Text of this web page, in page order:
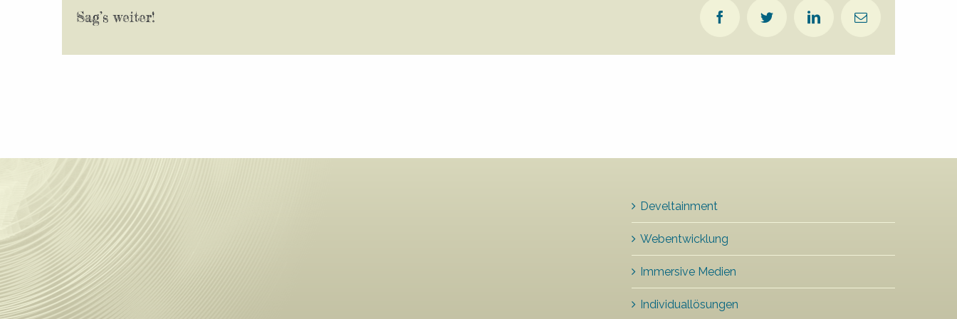
Sag’s weiter! FacebookTwitter LinkedInE-
Develtainment
Webentwicklung
Immersive Medien
Individuallösungen